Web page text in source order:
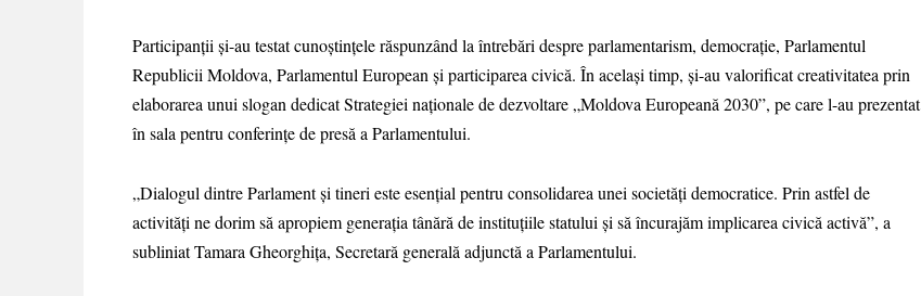
Participanții și-au testat cunoștințele răspunzând la întrebări despre parlamentarism, democrație, Parlamentul
Republicii Moldova, Parlamentul European și participarea civică. În același timp, și-au valorificat creativitatea prin
elaborarea unui slogan dedicat Strategiei naționale de dezvoltare „Moldova Europeană 2030”, pe care l-au prezentat
în sala pentru conferințe de presă a Parlamentului.
„Dialogul dintre Parlament și tineri este esențial pentru consolidarea unei societăți democratice. Prin astfel de
activități ne dorim să apropiem generația tânără de instituțiile statului și să încurajăm implicarea civică activă”, a
subliniat Tamara Gheorghița, Secretară generală adjunctă a Parlamentului.